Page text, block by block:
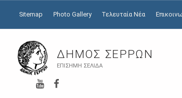
ΔΉΜΟΣ ΣΕΡΡΏΝ
ΕΠΊΣΗΜΗ ΣΕΛΊΔΑ
YouTube
Sitemap Photo Gallery Τελευταία Νέα